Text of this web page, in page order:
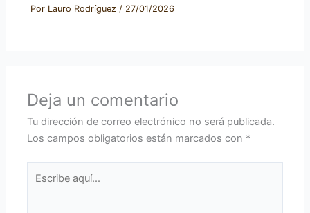
Por Lauro Rodríguez/ 27/01/2026
Deja un comentario
Tu dirección de correo electrónico no será publicada.
Los campos obligatorios están marcados con *
aquí...